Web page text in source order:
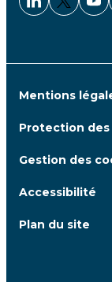
Linkedin -
Twitter
Mentions
Protection
Gestion des
Accessibilité
Plan du site